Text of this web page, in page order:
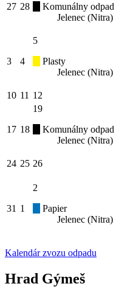
27 28
Komunálny odpad
Jelenec (Nitra)
3 4
5
Plasty
Jelenec (Nitra)
10 11 12
17 18
19
Komunálny odpad
Jelenec (Nitra)
24 25 26
31 1
2
Papier
Jelenec (Nitra)
Kalendár zvozu odpadu
Hrad Gýmeš